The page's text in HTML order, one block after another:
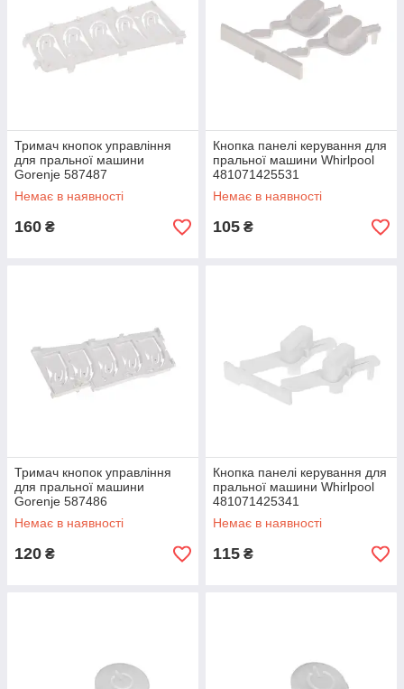
Тримач кнопок управління
для пральної машини
Gorenje 587487
Немає в наявності
160 ₴
Кнопка панелі керування для
пральної машини Whirlpool
481071425531
Немає в наявності
105 ₴
Тримач кнопок управління
для пральної машини
Gorenje 587486
Немає в наявності
120 ₴
Кнопка панелі керування для
пральної машини Whirlpool
481071425341
Немає в наявності
115 ₴